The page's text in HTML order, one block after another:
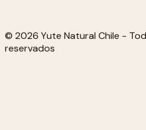
© 2026 Yute Natural Chile -
reservados